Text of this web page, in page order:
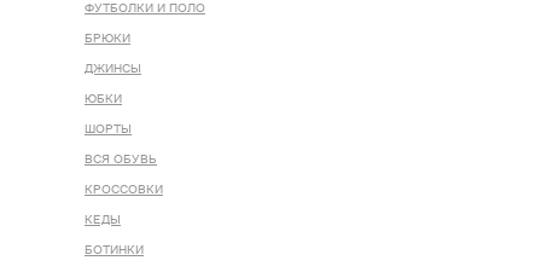
ФУТБОЛКИ И ПОЛО
БРЮКИ
ДЖИНСЫ
ЮБКИ
ШОРТЫ
ВСЯ ОБУВЬ
КРОССОВКИ
КЕДЫ
БОТИНКИ